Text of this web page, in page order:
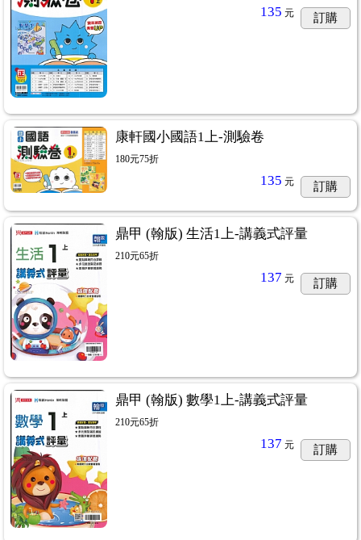
135 元 訂購
康軒國小國語1上-測驗卷
180元75折
135 元 訂購
鼎甲 (翰版) 生活1上-講義式評量
210元65折
137 元 訂購
鼎甲 (翰版) 數學1上-講義式評量
210元65折
137 元 訂購